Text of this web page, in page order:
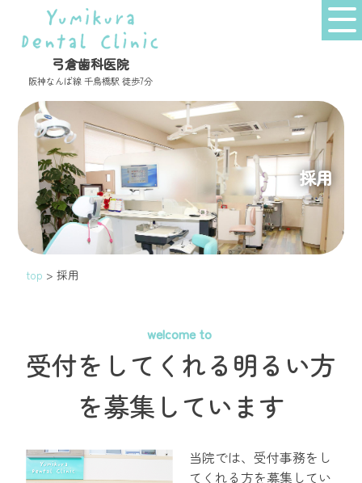
弓倉歯科医院
阪神なんば線 千鳥橋駅 徒歩7分
採用
top > 採用
welcome to
受付をしてくれる明るい方
を募集しています
当院では、受付事務をし
てくれる方を募集してい